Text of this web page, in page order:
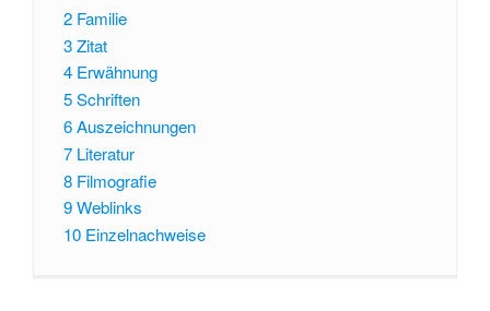
2 Familie
3Zitat
4 Erwähnung
5Schriften
6Auszeichnungen
7 Literatur
8 Filmografie
9Weblinks
10 Einzelnachweise